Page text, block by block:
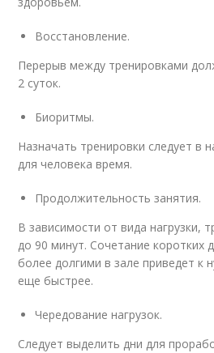
Восстановление.
Перерыв между тренировками
2 суток.
Биоритмы.
Назначать тренировки следует в
для человека время.
Продолжительность занятия.
В зависимости от вида нагрузки,
до 90 минут. Сочетание коротких
более долгими в зале приведет к
еще быстрее.
Чередование нагрузок.
Следует выделить дни для